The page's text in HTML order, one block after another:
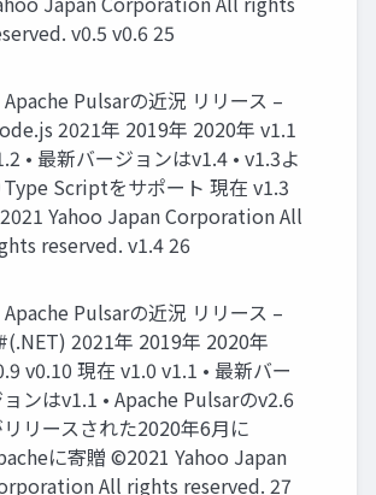
v0.5 v0.6 25
Apache Pulsarの近況 リリース –
2021年 2019年 2020年 v1.1
• 最新バージョンはv1.4 • v1.3よ
Type Scriptをサポート 現在 v1.3
Yahoo Japan Corporation All
reserved. v1.4 26
Apache Pulsarの近況 リリース –
2021年 2019年 2020年
v0.10 現在 v1.0 v1.1 • 最新バー
ンはv1.1 • Apache Pulsarのv2.6
リースされた2020年6⽉に
に寄贈 ©2021 Yahoo Japan
All rights reserved. 27